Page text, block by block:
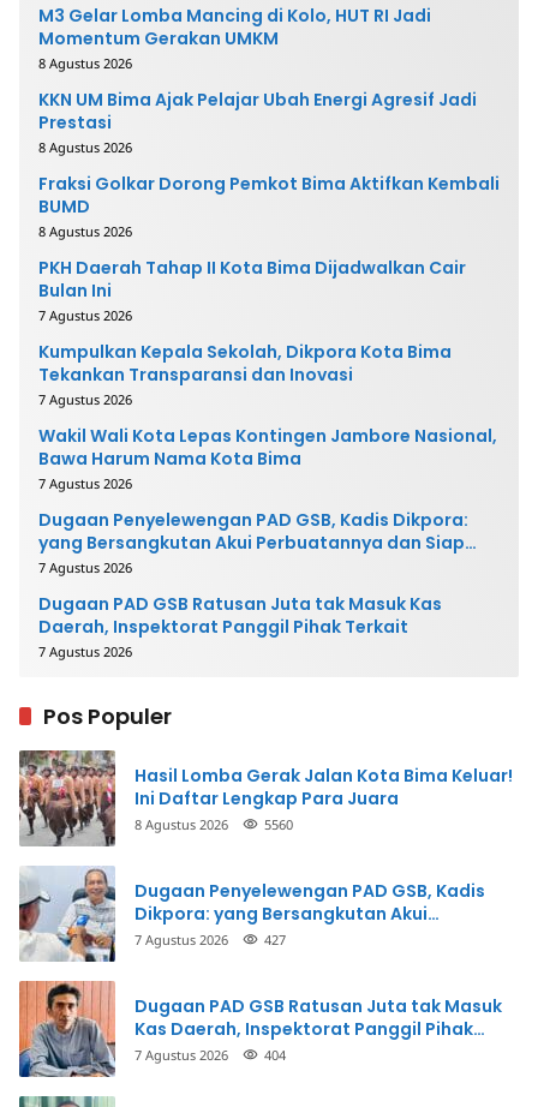
M3 Gelar Lomba Mancing di Kolo, HUT RI Jadi
Momentum Gerakan UMKM
8 Agustus 2026
KKN UM Bima Ajak Pelajar Ubah Energi Agresif Jadi
Prestasi
8 Agustus 2026
Fraksi Golkar Dorong Pemkot Bima Aktifkan Kembali
BUMD
8 Agustus 2026
PKH Daerah Tahap II Kota Bima Dijadwalkan Cair
Bulan Ini
7 Agustus 2026
Kumpulkan Kepala Sekolah, Dikpora Kota Bima
Tekankan Transparansi dan Inovasi
7 Agustus 2026
Wakil Wali Kota Lepas Kontingen Jambore Nasional,
Bawa Harum Nama Kota Bima
7 Agustus 2026
Dugaan Penyelewengan PAD GSB, Kadis Dikpora:
yang Bersangkutan Akui Perbuatannya dan Siap
Mengembalikan Uang
7 Agustus 2026
Dugaan PAD GSB Ratusan Juta tak Masuk Kas
Daerah, Inspektorat Panggil Pihak Terkait
7 Agustus 2026
Pos Populer
Hasil Lomba Gerak Jalan Kota Bima Keluar!
Ini Daftar Lengkap Para Juara
8 Agustus 2026 5560
Dugaan Penyelewengan PAD GSB, Kadis
Dikpora: yang Bersangkutan Akui
Perbuatannya dan Siap Mengembalikan
7 Agustus 2026 427
Dugaan PAD GSB Ratusan Juta tak Masuk
Kas Daerah, Inspektorat Panggil Pihak
Terkait
7 Agustus 2026 404